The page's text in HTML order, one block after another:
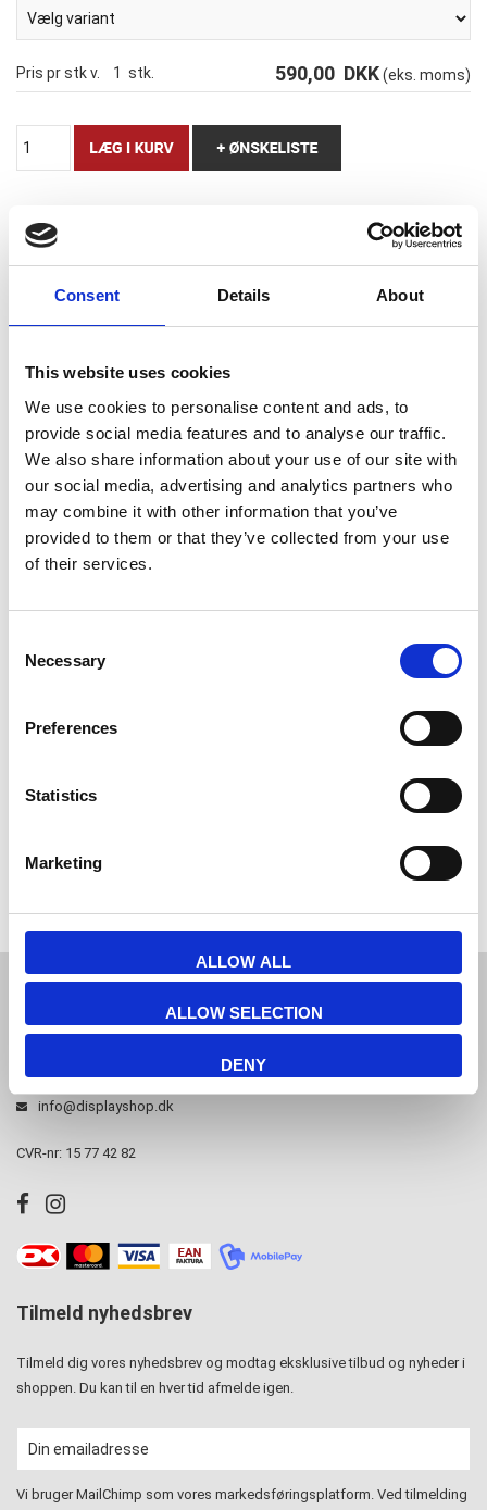
Consent Details About
This website uses cookies
We use cookies to personalise content and ads, to
provide social media features and to analyse our traffic.
We also share information about your use of our site with
our social media, advertising and analytics partners who
may combine it with other information that you’ve
provided to them or that they’ve collected from your use
of their services.
Selection
Necessary
Preferences
Statistics
Marketing
ALLOW ALL
ALLOW SELECTION
DENY
Pris pr stk v. 1 stk. 590,00 DKK(eks. moms)
INFOLINE - Flipdisplay-Registersystem
m. 8 stk A4 info-rammer
Incl.
- 8 stk A4 info-rammer - vælg farve
- 8 stk PVC lommer
- Grå metallakeret L-formet holder.
Mål: H: 30 cm
produktkataloger
Hvis du har nogle spørgsmål er du velkommen til at kontakteos.
Tlf. 39 18 19 17
info@displayshop.dk
CVR-nr: 15 77 42 82
Tilmeld nyhedsbrev
Tilmeld dig vores nyhedsbrev og modtag eksklusive tilbud og nyheder i
shoppen. Du kan til en hver tid afmelde igen.
Vi bruger MailChimp som vores markedsføringsplatform. Ved tilmelding